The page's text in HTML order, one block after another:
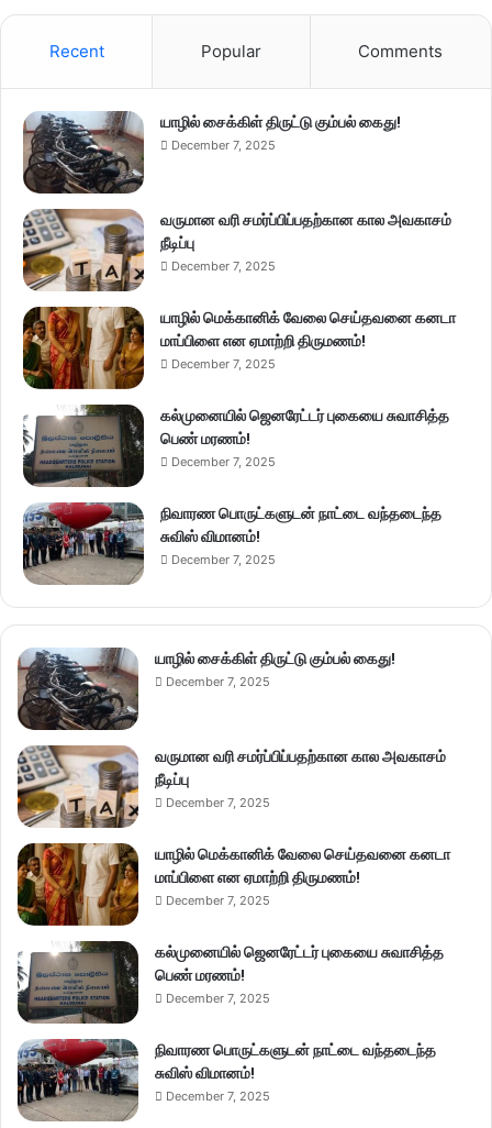
Recent Popular Comments
யாழில் சைக்கிள் திருட்டு கும்பல் கைது!
December 7, 2025
வருமான வரி சமர்ப்பிப்பதற்கான கால அவகாசம்
நீடிப்பு
December 7, 2025
யாழில் மெக்கானிக் வேலை செய்தவனை கனடா
மாப்பிளை என ஏமாற்றி திருமணம்!
December 7, 2025
கல்முனையில் ஜெனரேட்டர் புகையை சுவாசித்த
பெண் மரணம்!
December 7, 2025
நிவாரண பொருட்களுடன் நாட்டை வந்தடைந்த
சுவிஸ் விமானம்!
December 7, 2025
யாழில் சைக்கிள் திருட்டு கும்பல் கைது!
December 7, 2025
வருமான வரி சமர்ப்பிப்பதற்கான கால அவகாசம்
நீடிப்பு
December 7, 2025
யாழில் மெக்கானிக் வேலை செய்தவனை கனடா
மாப்பிளை என ஏமாற்றி திருமணம்!
December 7, 2025
கல்முனையில் ஜெனரேட்டர் புகையை சுவாசித்த
பெண் மரணம்!
December 7, 2025
நிவாரண பொருட்களுடன் நாட்டை வந்தடைந்த
சுவிஸ் விமானம்!
December 7, 2025